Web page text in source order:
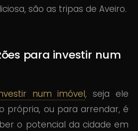
são as tripas de Aveiro.
para investir num
num imóvel, seja ele
própria, ou para arrendar, é
o potencial da cidade em